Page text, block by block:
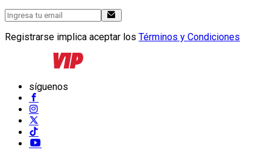
Registrarse implica aceptar los Términos y Condiciones
síguenos